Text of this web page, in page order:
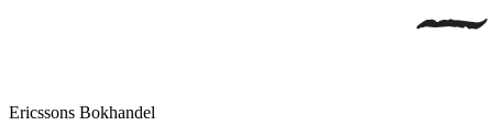
Ericssons Bokhandel